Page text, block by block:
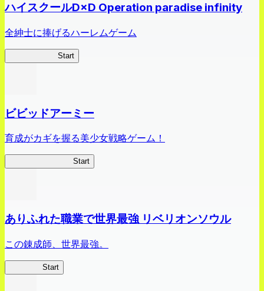
ハイスクールD×D Operation paradise infinity
全紳士に捧げるハーレムゲーム
Start
ビビッドアーミー
育成がカギを握る美少女戦略ゲーム！
Start
ありふれた職業で世界最強 リベリオンソウル
この錬成師、世界最強。
Start